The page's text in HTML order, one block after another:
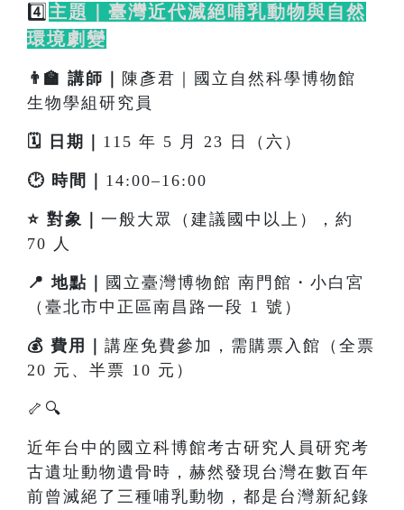
4️⃣ 主題｜臺灣近代滅絕哺乳動物與自然
環境劇變
👨‍🏫 講師｜ 陳彥君｜國立自然科學博物館
生物學組研究員
🗓️ 日期｜ 115 年 5 月 23 日（六）
🕑 時間｜ 14:00–16:00
⭐ 對象｜ 一般大眾（建議國中以上），約
70 人
📍 地點｜ 國立臺灣博物館 南門館・小白宮
（臺北市中正區南昌路一段 1 號）
💰 費用｜ 講座免費參加，需購票入館（全票
20 元、半票 10 元）
🦴🔍
近年台中的國立科博館考古研究人員研究考
古遺址動物遺骨時，赫然發現台灣在數百年
前曾滅絕了三種哺乳動物，都是台灣新紀錄